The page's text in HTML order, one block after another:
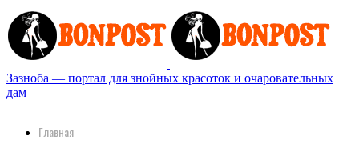
Зазноба — портал для знойных красоток и очаровательных
дам
Главная